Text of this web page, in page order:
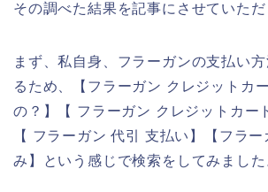
その調べた結果を記事にさせていただ
まず、私自身、フラーガンの支払い
るため、【フラーガン クレジットカ
の？】【 フラーガン クレジットカー
【 フラーガン 代引 支払い】【フラ
み】という感じで検索をしてみました